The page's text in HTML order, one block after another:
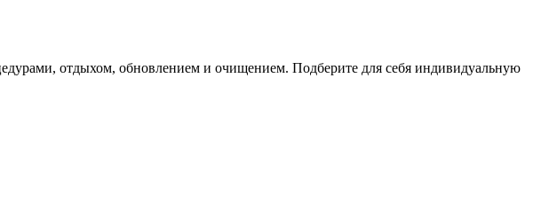
отдыхом, обновлением и очищением. Подберите для себя индивидуальную